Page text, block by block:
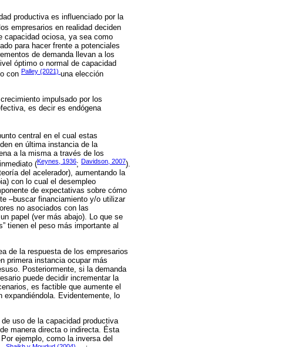
productiva es influenciado por la
empresarios en realidad deciden
capacidad ociosa, ya sea como
para hacer frente a potenciales
de demanda llevan a los
óptimo o normal de capacidad
con Palley (2021) una elección
impulsado por los
es decir es endógena
central en el cual estas
en última instancia de la
a la misma a través de los
(Keynes, 1936; Davidson, 2007).
del acelerador), aumentando la
con lo cual el desempleo
de expectativas sobre cómo
–buscar financiamiento y/o utilizar
no asociados con las
papel (ver más abajo). Lo que se
tienen el peso más importante al
de la respuesta de los empresarios
primera instancia ocupar más
Posteriormente, si la demanda
puede decidir incrementar la
es factible que aumente el
Evidentemente, lo
uso de la capacidad productiva
manera directa o indirecta. Ésta
ejemplo, como la inversa del